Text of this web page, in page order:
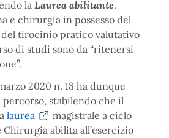
la Laurea abilitante.
e chirurgia in possesso del
tirocinio pratico valutativo
di studi sono da “ritenersi
2020 n. 18 ha dunque
stabilendo che il
laurea
magistrale a ciclo
abilita all’esercizio